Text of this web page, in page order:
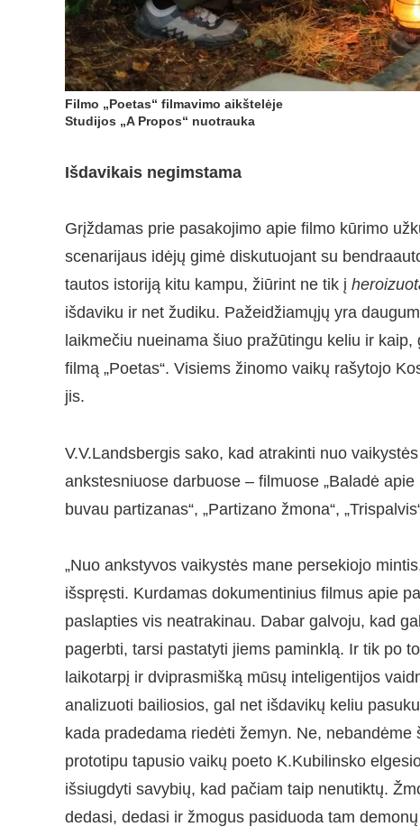
Filmo „Poetas“ filmavimo aikštelėje
Studijos „A Propos“ nuotrauka
Išdavikais negimstama
Grįždamas prie pasakojimo apie filmo kūrimo
scenarijaus idėjų gimė diskutuojant su
tautos istoriją kitu kampu, žiūrint ne tik į
išdaviku ir net žudiku. Pažeidžiamųjų yra
laikmečiu nueinama šiuo pražūtingu keliu ir
filmą „Poetas“. Visiems žinomo vaikų rašytojo
jis.
V.V.Landsbergis sako, kad atrakinti nuo
ankstesniuose darbuose – filmuose „Baladė
buvau partizanas“, „Partizano žmona“,
„Nuo ankstyvos vaikystės mane persekiojo
išspręsti. Kurdamas dokumentinius filmus apie
paslapties vis neatrakinau. Dabar galvoju, kad
pagerbti, tarsi pastatyti jiems paminklą. Ir tik po
laikotarpį ir dviprasmišką mūsų inteligentijos
analizuoti bailiosios, gal net išdavikų keliu
kada pradedama riedėti žemyn. Ne,
prototipu tapusio vaikų poeto K.Kubilinsko
išsiugdyti savybių, kad pačiam taip nenutiktų.
dedasi, dedasi ir žmogus pasiduoda tam